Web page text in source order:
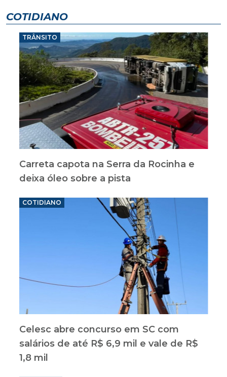
COTIDIANO
TRÂNSITO
Carreta capota na Serra da Rocinha e
deixa óleo sobre a pista
COTIDIANO
Celesc abre concurso em SC com
salários de até R$ 6,9 mil e vale de R$
1,8 mil